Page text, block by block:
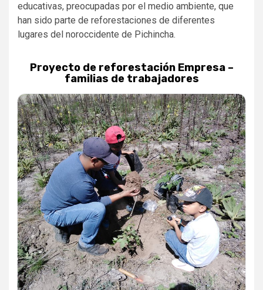
educativas, preocupadas por el medio ambiente, que
han sido parte de reforestaciones de diferentes
lugares del noroccidente de Pichincha.
Proyecto de reforestación Empresa –
familias de trabajadores